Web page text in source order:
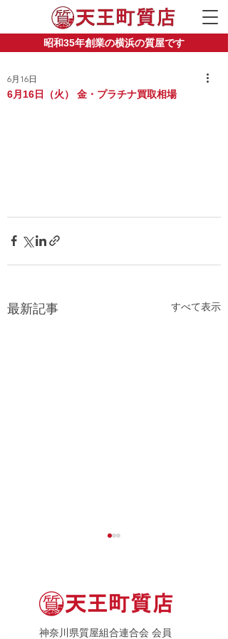
昭和35年創業の横浜の質屋です
6月16日（火） 金・プラチナ買取相場
6月16日
最新記事 すべて表示
神奈川県質屋組合連合会 会員